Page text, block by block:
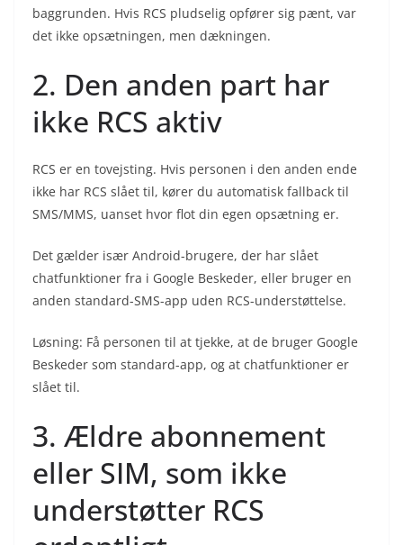
baggrunden. Hvis RCS pludselig opfører sig pænt, var
det ikke opsætningen, men dækningen.
2. Den anden part har
ikke RCS aktiv
RCS er en tovejsting. Hvis personen i den anden ende
ikke har RCS slået til, kører du automatisk fallback til
SMS/MMS, uanset hvor flot din egen opsætning er.
Det gælder især Android-brugere, der har slået
chatfunktioner fra i Google Beskeder, eller bruger en
anden standard-SMS-app uden RCS-understøttelse.
Løsning: Få personen til at tjekke, at de bruger Google
Beskeder som standard-app, og at chatfunktioner er
slået til.
3. Ældre abonnement
eller SIM, som ikke
understøtter RCS